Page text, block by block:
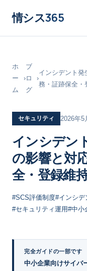
情シス365
ホ
ー
ム
›
ブ
ロ
グ
›
インシデント
務・証跡保全・
セキュリティ 2026年5
インシデン
の影響と対
全・登録維
#SCS評価制度#インシデ
#セキュリティ運用#中小
完全ガイドの一部です
中小企業向けサイバ